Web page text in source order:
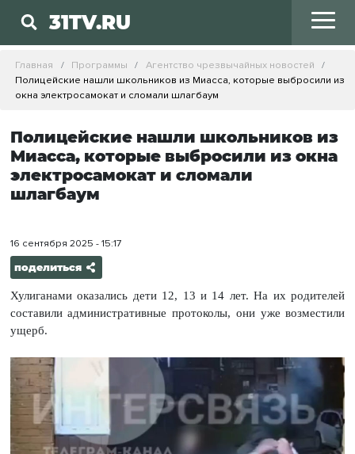
31TV.RU
Главная Программы
Агентство чрезвычайных новостей
Полицейские нашли школьников из Миасса, которые выбросили из
окна электросамокат и сломали шлагбаум
Полицейские нашли школьников из
Миасса, которые выбросили из окна
электросамокат и сломали
шлагбаум
16 сентября 2025 - 15:17
поделиться
Хулиганами оказались дети 12, 13 и 14 лет. На их родителей
составили административные протоколы, они уже возместили
ущерб.